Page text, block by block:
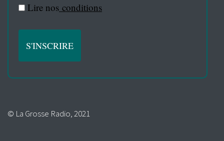
Lire nos conditions
© La Grosse Radio, 2021